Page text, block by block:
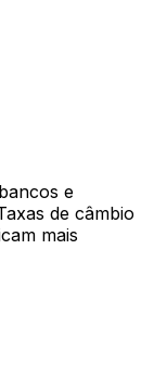
e
de câmbio
mais